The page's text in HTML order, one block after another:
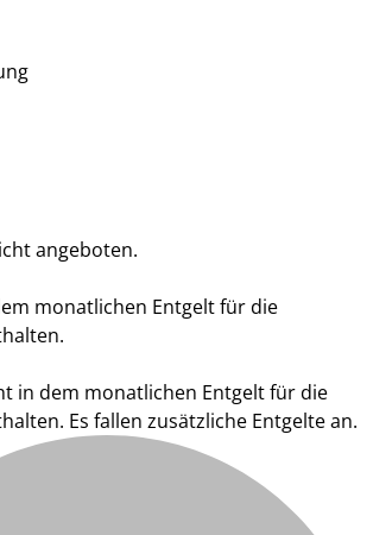
angeboten.
monatlichen Entgelt für die
in dem monatlichen Entgelt für die
Es fallen zusätzliche Entgelte an.